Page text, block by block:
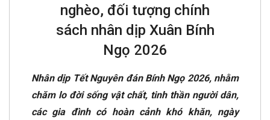
nghèo, đối tượng chính
sách nhân dịp Xuân Bính
Ngọ 2026
Nhân dịp Tết Nguyên đán Bính Ngọ 2026, nhằm
chăm lo đời sống vật chất, tinh thần người dân,
các gia đình có hoàn cảnh khó khăn, ngày